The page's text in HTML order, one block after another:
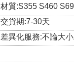
材質:S355 S460
交貨期:7-30天
差異化服務:不論大